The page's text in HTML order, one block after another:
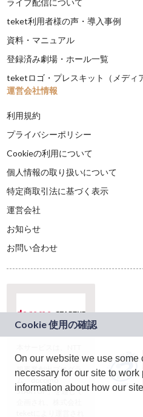
ライブ配信について
teket利用者様の声・導入事例
資料・マニュアル
登録済み劇場・ホール一覧
teketロゴ・プレスキット（メディ
運営会社情報
利用規約
プライバシーポリシー
Cookieの利用について
個人情報の取り扱いについて
特定商取引法に基づく表示
運営会社
お知らせ
お問い合わせ
ドコモグループの新
規事業創出プログラ
ム「docomo
STARTUP」を通じて
On our website we use some
necessary for our site to
information about how our